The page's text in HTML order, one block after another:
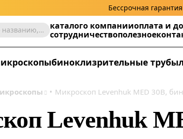
Бессрочная гарантия
Поиск, по названию, артикулу, категории и др. каталого компанииоплата и
сотрудничествополезное
биноклизрительные трубы
Микроскоп Levenhuk MED 30B,
Levenhuk